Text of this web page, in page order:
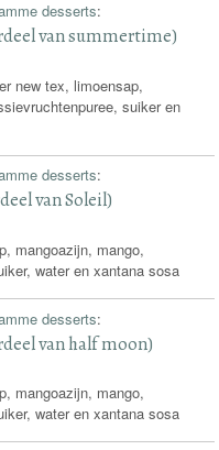
desserts:
van summertime)
new tex, limoensap,
suiker en
desserts:
van Soleil)
mangoazijn, mango,
water en xantana sosa
desserts:
van half moon)
mangoazijn, mango,
water en xantana sosa